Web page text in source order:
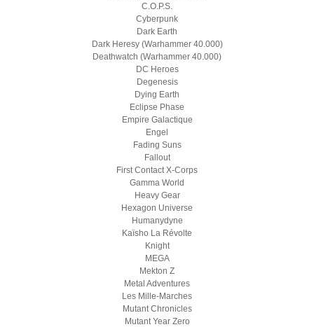
C.O.P.S.
Cyberpunk
Dark Earth
Dark Heresy (Warhammer 40.000)
Deathwatch (Warhammer 40.000)
DC Heroes
Degenesis
Dying Earth
Eclipse Phase
Empire Galactique
Engel
Fading Suns
Fallout
First Contact X-Corps
Gamma World
Heavy Gear
Hexagon Universe
Humanydyne
Kaïsho La Révolte
Knight
MEGA
Mekton Z
Metal Adventures
Les Mille-Marches
Mutant Chronicles
Mutant Year Zero